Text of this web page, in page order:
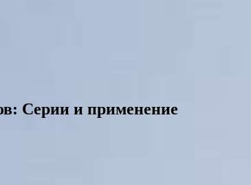
Серии и применение